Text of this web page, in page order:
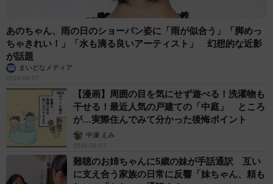
あのちゃん、雨の日のショーパン姿に「雨が似合う」「脚めっ
ちゃきれい！」「水も滴る良いアーティスト」 幻想的な近影
が話題
まいどなメディア
2026.08.07
【漫画】周囲の目を気にせず遊べる！洗濯物も
干せる！最近人気の戸建ての「中庭」 ところ
が…実際住んでみて分かった後悔ポイント
中瀬 えみ
2026.08.07
難聴のお姉ちゃんに5歳の妹が手話通訳 互い
に支え合う家族の日常に反響「妹ちゃん、頼も